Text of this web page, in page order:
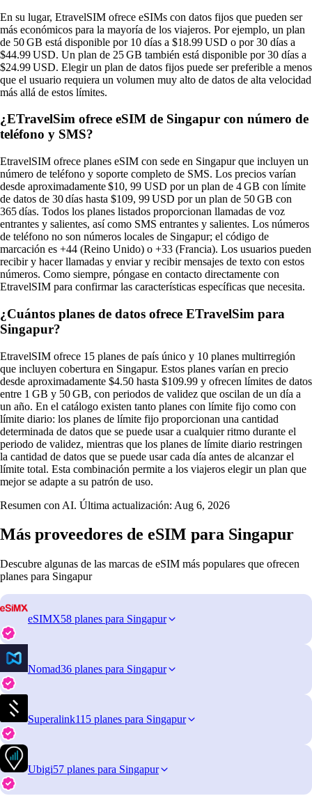
En su lugar, EtravelSIM ofrece eSIMs con datos fijos que pueden ser
más económicos para la mayoría de los viajeros. Por ejemplo, un plan
de 50 GB está disponible por 10 días a $18.99 USD o por 30 días a
$44.99 USD. Un plan de 25 GB también está disponible por 30 días a
$24.99 USD. Elegir un plan de datos fijos puede ser preferible a menos
que el usuario requiera un volumen muy alto de datos de alta velocidad
más allá de estos límites.
¿ETravelSim ofrece eSIM de Singapur con número de
teléfono y SMS?
EtravelSIM ofrece planes eSIM con sede en Singapur que incluyen un
número de teléfono y soporte completo de SMS. Los precios varían
desde aproximadamente $10, 99 USD por un plan de 4 GB con límite
de datos de 30 días hasta $109, 99 USD por un plan de 50 GB con
365 días. Todos los planes listados proporcionan llamadas de voz
entrantes y salientes, así como SMS entrantes y salientes. Los números
de teléfono no son números locales de Singapur; el código de
marcación es +44 (Reino Unido) o +33 (Francia). Los usuarios pueden
recibir y hacer llamadas y enviar y recibir mensajes de texto con estos
números. Como siempre, póngase en contacto directamente con
EtravelSIM para confirmar las características específicas que necesita.
¿Cuántos planes de datos ofrece ETravelSim para
Singapur?
EtravelSIM ofrece 15 planes de país único y 10 planes multirregión
que incluyen cobertura en Singapur. Estos planes varían en precio
desde aproximadamente $4.50 hasta $109.99 y ofrecen límites de datos
entre 1 GB y 50 GB, con periodos de validez que oscilan de un día a
un año. En el catálogo existen tanto planes con límite fijo como con
límite diario: los planes de límite fijo proporcionan una cantidad
determinada de datos que se puede usar a cualquier ritmo durante el
periodo de validez, mientras que los planes de límite diario restringen
la cantidad de datos que se puede usar cada día antes de alcanzar el
límite total. Esta combinación permite a los viajeros elegir un plan que
mejor se adapte a su patrón de uso.
Resumen con AI. Última actualización: Aug 6, 2026
Más proveedores de eSIM para Singapur
Descubre algunas de las marcas de eSIM más populares que ofrecen
planes para Singapur
eSIMX58 planes para Singapur
Nomad36 planes para Singapur
Superalink115 planes para Singapur
Ubigi57 planes para Singapur